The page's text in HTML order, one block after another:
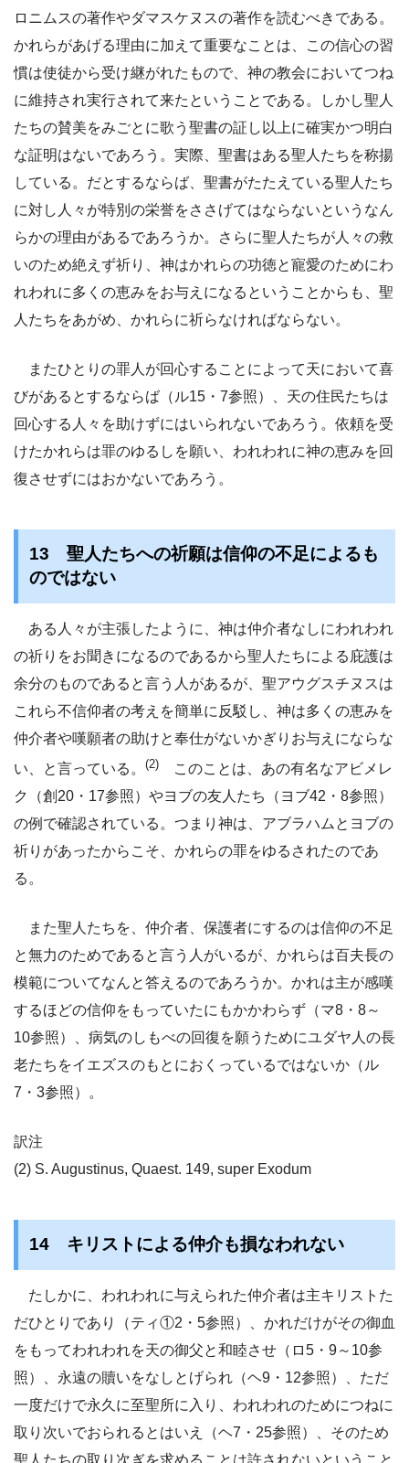
ロニムスの著作やダマスケヌスの著作を読むべきである。
かれらがあげる理由に加えて重要なことは、この信心の習
慣は使徒から受け継がれたもので、神の教会においてつね
に維持され実行されて来たということである。しかし聖人
たちの賛美をみごとに歌う聖書の証し以上に確実かつ明白
な証明はないであろう。実際、聖書はある聖人たちを称揚
している。だとするならば、聖書がたたえている聖人たち
に対し人々が特別の栄誉をささげてはならないというなん
らかの理由があるであろうか。さらに聖人たちが人々の救
いのため絶えず祈り、神はかれらの功徳と寵愛のためにわ
れわれに多くの恵みをお与えになるということからも、聖
人たちをあがめ、かれらに祈らなければならない。
またひとりの罪人が回心することによって天において喜
びがあるとするならば（ル15・7参照）、天の住民たちは
回心する人々を助けずにはいられないであろう。依頼を受
けたかれらは罪のゆるしを願い、われわれに神の恵みを回
復させずにはおかないであろう。
13 聖人たちへの祈願は信仰の不足によるも
のではない
ある人々が主張したように、神は仲介者なしにわれわれ
の祈りをお聞きになるのであるから聖人たちによる庇護は
余分のものであると言う人があるが、聖アウグスチヌスは
これら不信仰者の考えを簡単に反駁し、神は多くの恵みを
仲介者や嘆願者の助けと奉仕がないかぎりお与えにならな
い、と言っている。 (2) このことは、あの有名なアビメレ
ク（創20・17参照）やヨブの友人たち（ヨブ42・8参照）
の例で確認されている。つまり神は、アブラハムとヨブの
祈りがあったからこそ、かれらの罪をゆるされたのであ
る。
また聖人たちを、仲介者、保護者にするのは信仰の不足
と無力のためであると言う人がいるが、かれらは百夫長の
模範についてなんと答えるのであろうか。かれは主が感嘆
するほどの信仰をもっていたにもかかわらず（マ8・8～
10参照）、病気のしもべの回復を願うためにユダヤ人の長
老たちをイエズスのもとにおくっているではないか（ル
7・3参照）。
訳注
(2) S. Augustinus, Quaest. 149, super Exodum
14 キリストによる仲介も損なわれない
たしかに、われわれに与えられた仲介者は主キリストた
だひとりであり（ティ①2・5参照）、かれだけがその御血
をもってわれわれを天の御父と和睦させ（ロ5・9～10参
照）、永遠の贖いをなしとげられ（ヘ9・12参照）、ただ
一度だけで永久に至聖所に入り、われわれのためにつねに
取り次いでおられるとはいえ（ヘ7・25参照）、そのため
聖人たちの取り次ぎを求めることは許されないということ